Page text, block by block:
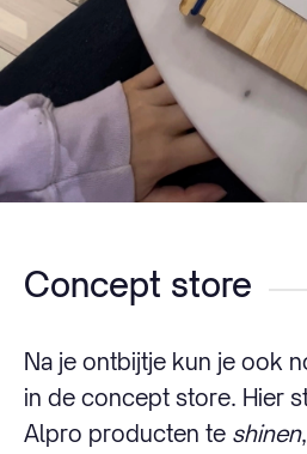
Concept store
Na je ontbijtje kun je ook
in de concept store. Hier
Alpro producten te shinen